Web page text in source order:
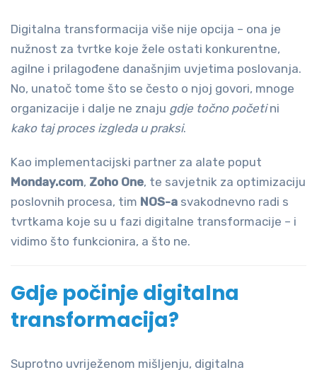
Digitalna transformacija više nije opcija – ona je
nužnost za tvrtke koje žele ostati konkurentne,
agilne i prilagođene današnjim uvjetima poslovanja.
No, unatoč tome što se često o njoj govori, mnoge
organizacije i dalje ne znaju gdje točno početini
kako taj proces izgleda u praksi.
Kao implementacijski partner za alate poput
Monday.com, Zoho One, te savjetnik za optimizaciju
poslovnih procesa, tim NOS-a svakodnevno radi s
tvrtkama koje su u fazi digitalne transformacije – i
vidimo što funkcionira, a što ne.
Gdje počinje digitalna
transformacija?
Suprotno uvriježenom mišljenju, digitalna